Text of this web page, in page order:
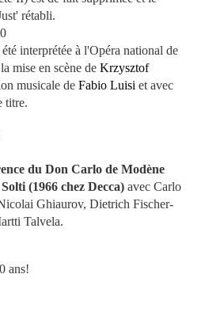
rétabli.
interprétée à l'Opéra national de
mise en scène de Krzysztof
musicale de Fabio Luisi et avec
titre.
du Don Carlo de Modène
(1966 chez Decca) avec Carlo
Ghiaurov, Dietrich Fischer-
Talvela.
ans!